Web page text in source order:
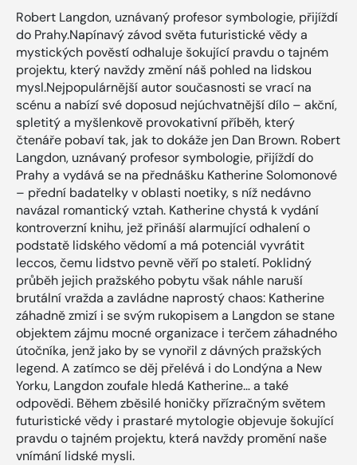
Robert Langdon, uznávaný profesor symbologie, přijíždí
do Prahy.Napínavý závod světa futuristické vědy a
mystických pověstí odhaluje šokující pravdu o tajném
projektu, který navždy změní náš pohled na lidskou
mysl.Nejpopulárnější autor současnosti se vrací na
scénu a nabízí své doposud nejúchvatnější dílo – akční,
spletitý a myšlenkově provokativní příběh, který
čtenáře pobaví tak, jak to dokáže jen Dan Brown. Robert
Langdon, uznávaný profesor symbologie, přijíždí do
Prahy a vydává se na přednášku Katherine Solomonové
– přední badatelky v oblasti noetiky, s níž nedávno
navázal romantický vztah. Katherine chystá k vydání
kontroverzní knihu, jež přináší alarmující odhalení o
podstatě lidského vědomí a má potenciál vyvrátit
leccos, čemu lidstvo pevně věří po staletí. Poklidný
průběh jejich pražského pobytu však náhle naruší
brutální vražda a zavládne naprostý chaos: Katherine
záhadně zmizí i se svým rukopisem a Langdon se stane
objektem zájmu mocné organizace i terčem záhadného
útočníka, jenž jako by se vynořil z dávných pražských
legend. A zatímco se děj přelévá i do Londýna a New
Yorku, Langdon zoufale hledá Katherine… a také
odpovědi. Během zběsilé honičky přízračným světem
futuristické vědy i prastaré mytologie objevuje šokující
pravdu o tajném projektu, která navždy promění naše
vnímání lidské mysli.